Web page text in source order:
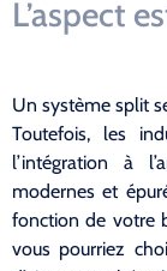
L’aspect
Un système split
Toutefois, les
l’intégration à
modernes et
fonction de votre
vous pourriez